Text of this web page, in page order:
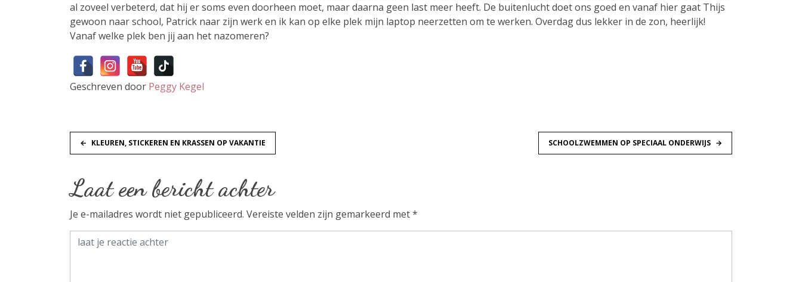
al zoveel verbeterd, dat hij er soms even doorheen moet, maar daarna geen last meer heeft. De buitenlucht doet ons goed en vanaf hier gaat Thijs
gewoon naar school, Patrick naar zijn werk en ik kan op elke plek mijn laptop neerzetten om te werken. Overdag dus lekker in de zon, heerlijk!
Vanaf welke plek ben jij aan het nazomeren?
Geschreven door Peggy Kegel
B
r
i
KLEUREN, STICKEREN EN KRASSEN OP VAKANTIE SCHOOLZWEMMEN OP SPECIAAL ONDERWIJS
Laat een bericht achter
Je e-mailadres wordt niet gepubliceerd. Vereiste velden zijn gemarkeerd met*